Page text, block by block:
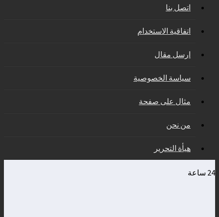
اتصل بنا
اتفاقية الاستخدام
ارسل مقال
سياسة الخصوصية
مثال على صفحة
من نحن
هيأة التحرير
24 ساعة